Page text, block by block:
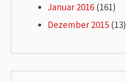
Januar 2016 (161)
Dezember 2015 (13)